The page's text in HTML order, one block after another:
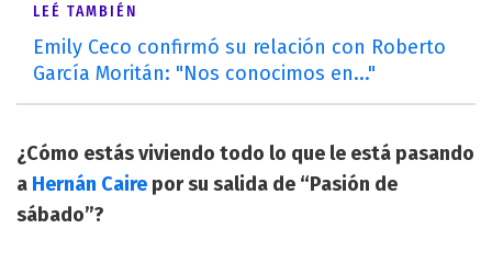
LEÉ TAMBIÉN
Emily Ceco confirmó su relación con Roberto
García Moritán: "Nos conocimos en..."
¿Cómo estás viviendo todo lo que le está pasando
a Hernán Caire por su salida de “Pasión de
sábado”?